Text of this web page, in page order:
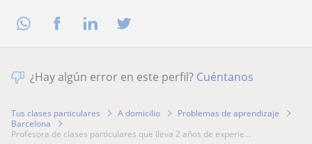
¿Hay algún error en este perfil? Cuéntanos
Tus clases particulares A domicilio
Problemas de aprendizaje
Barcelona
profesora de clases particulares que lleva 2 años de experie...